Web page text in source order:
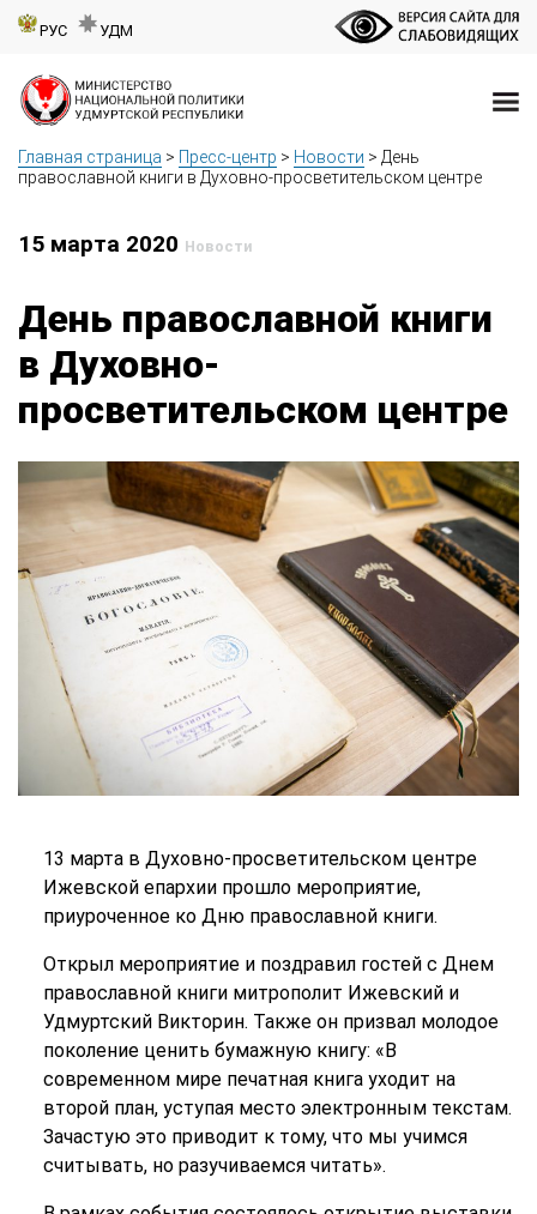
РУС УДМ
Главная страница > Пресс-центр > Новости > День
православной книги в Духовно-просветительском центре
15 марта 2020 Новости
День православной книги
в Духовно-
просветительском центре
13 марта в Духовно-просветительском центре
Ижевской епархии прошло мероприятие,
приуроченное ко Дню православной книги.
Открыл мероприятие и поздравил гостей с Днем
православной книги митрополит Ижевский и
Удмуртский Викторин. Также он призвал молодое
поколение ценить бумажную книгу: «В
современном мире печатная книга уходит на
второй план, уступая место электронным текстам.
Зачастую это приводит к тому, что мы учимся
считывать, но разучиваемся читать».